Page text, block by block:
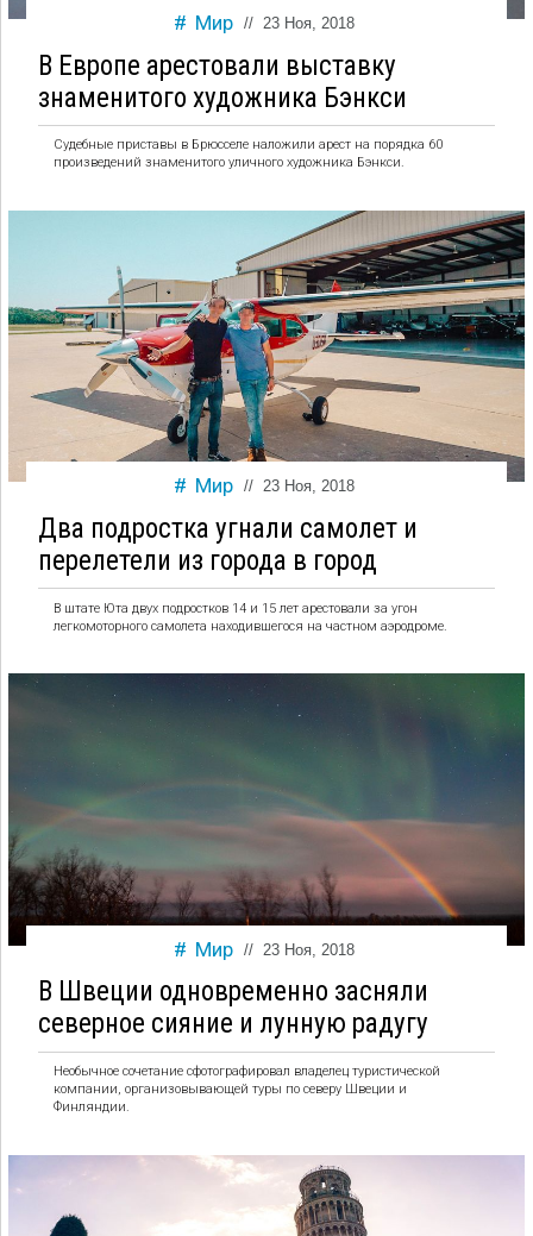
Мир // 23 Ноя, 2018
В Европе арестовали выставку
знаменитого художника Бэнкси
Судебные приставы в Брюсселе наложили арест на порядка 60
произведений знаменитого уличного художника Бэнкси.
Мир // 23 Ноя, 2018
Два подростка угнали самолет и
перелетели из города в город
В штате Юта двух подростков 14 и 15 лет арестовали за угон
легкомоторного самолета находившегося на частном аэродроме.
Мир // 23 Ноя, 2018
В Швеции одновременно засняли
северное сияние и лунную радугу
Необычное сочетание сфотографировал владелец туристической
компании, организовывающей туры по северу Швеции и
Финляндии.